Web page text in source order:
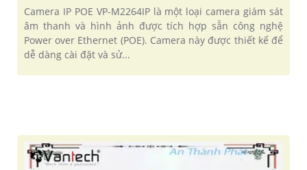
Camera IP POE VP-M2264IP là một loại camera giám sát
âm thanh và hình ảnh được tích hợp sẵn công nghệ
Power over Ethernet (POE). Camera này được thiết kế để
dễ dàng cài đặt và sử...